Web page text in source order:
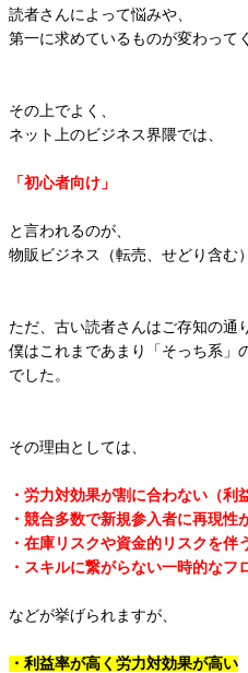
読者さんによって悩みや、
第一に求めているものが変わって
その上でよく、
ネット上のビジネス界隈では、
「初心者向け」
と言われるのが、
物販ビジネス（転売、せどり含む
ただ、古い読者さんはご存知の通
僕はこれまであまり「そっち系」
でした。
その理由としては、
・労力対効果が割に合わない（利
・競合多数で新規参入者に再現性
・在庫リスクや資金的リスクを伴
・スキルに繋がらない一時的なフ
などが挙げられますが、
・利益率が高く労力対効果が高い